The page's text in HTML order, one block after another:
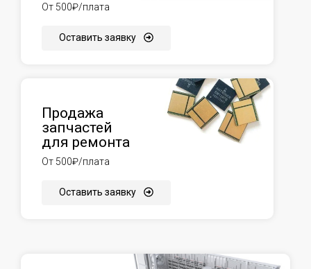
От 500₽/плата
Оставить заявку
Продажа
запчастей
для ремонта
От 500₽/плата
Оставить заявку